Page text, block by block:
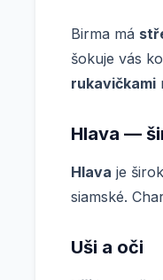
Birma má
šokuje vás
rukavičkami
Hlava —
Hlava je
siamské.
Uši a oči